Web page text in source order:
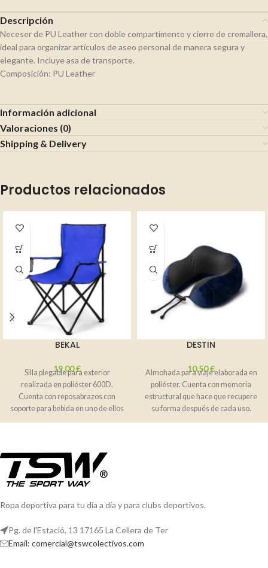
Descripción
Neceser de PU Leather con doble compartimento y cierre de cremallera,
ideal para organizar artículos de aseo personal de manera segura y
elegante. Incluye asa de transporte.
Composición: PU Leather
Información adicional
Valoraciones (0)
Shipping & Delivery
Productos relacionados
BEKAL
19,00€
Silla plegable para exterior
realizada en poliéster 600D.
Cuenta con reposabrazos con
soporte para bebida en uno de ellos
para
DESTIN
10,50€
Almohada para viaje elaborada en
poliéster. Cuenta con memoria
estructural que hace que recupere
su forma después de cada uso.
Ropa deportiva para tu día a día y para clubs deportivos.
Pg. de l'Estació, 13 17165 La Cellera de Ter
Email: comercial@tswcolectivos.com